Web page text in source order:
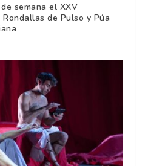
semana el XXV
de Pulso y Púa